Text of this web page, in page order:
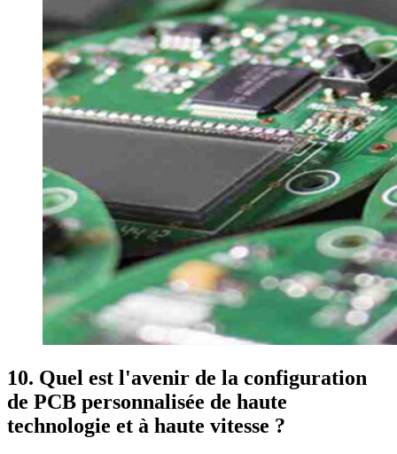
10. Quel est l'avenir de la configuration
de PCB personnalisée de haute
technologie et à haute vitesse ?